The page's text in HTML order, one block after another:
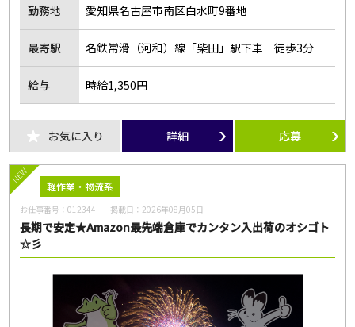
勤務地 愛知県名古屋市南区白水町9番地
最寄駅 名鉄常滑（河和）線「柴田」駅下車 徒歩3分
給与 時給1,350円
お気に入り 詳細 応募
NEW
軽作業・物流系
お仕事番号：012344 掲載日： 2026年08月05日
長期で安定★Amazon最先端倉庫でカンタン入出荷のオシゴト
☆彡